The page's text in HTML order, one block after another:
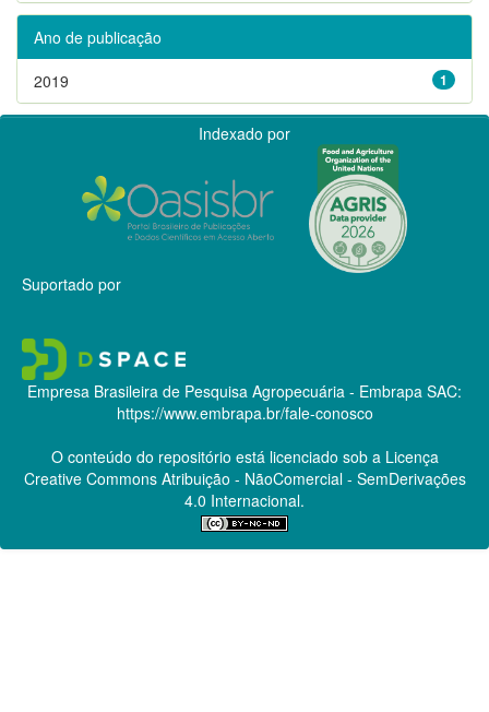
Ano de publicação
1
2019
Indexado por
Suportado por
Empresa Brasileira de Pesquisa Agropecuária - Embrapa SAC:
https://www.embrapa.br/fale-conosco
O conteúdo do repositório está licenciado sob a Licença
Creative CommonsAtribuição - NãoComercial - SemDerivações
4.0 Internacional.